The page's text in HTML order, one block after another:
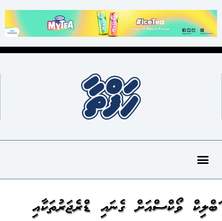
ޕަބްލިކް ވޯކްސްއަށް ގެނައި ޑްރެޖަރުތަކާއި